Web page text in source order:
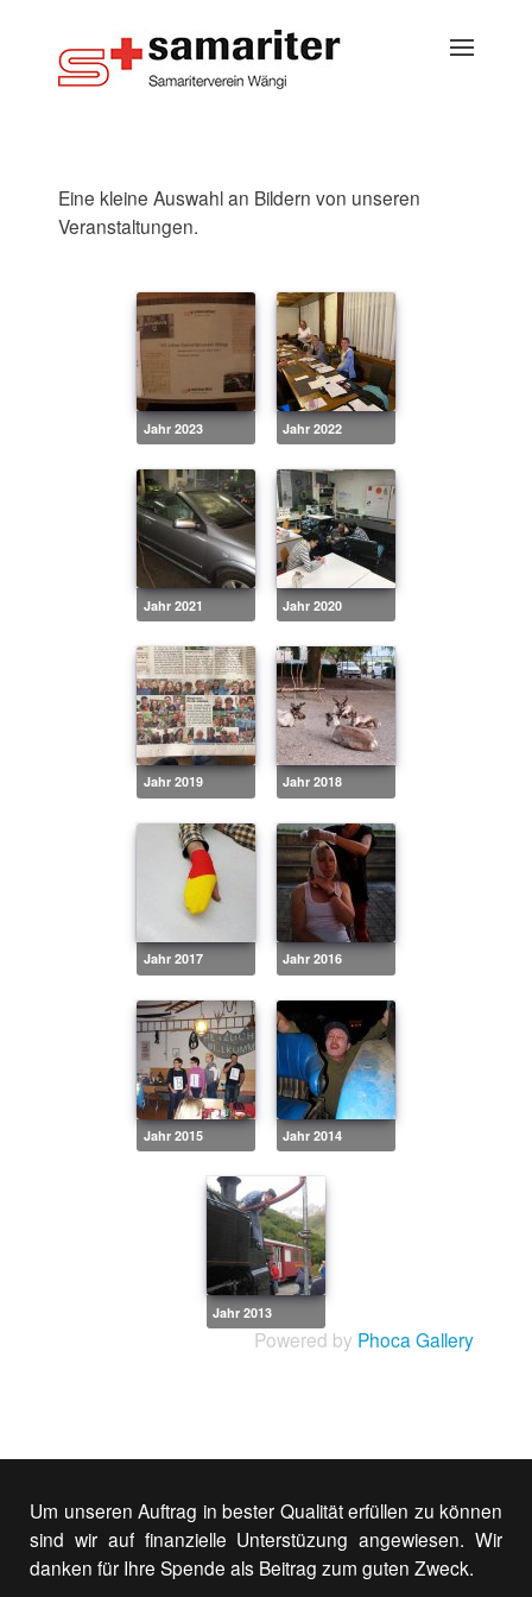
Eine kleine Auswahl an Bildern von unseren
Veranstaltungen.
Jahr 2023 Jahr 2022
Jahr 2021 Jahr 2020
Jahr 2019 Jahr 2018
Jahr 2017 Jahr 2016
Jahr 2015 Jahr 2014
Jahr 2013
Powered by Phoca Gallery
Um unseren Auftrag in bester Qualität erfüllen zu können
sind wir auf finanzielle Unterstüzung angewiesen. Wir
danken für Ihre Spende als Beitrag zum guten Zweck.